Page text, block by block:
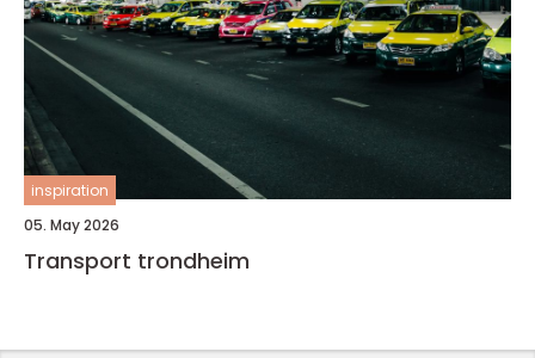
inspiration
05. May 2026
Transport trondheim